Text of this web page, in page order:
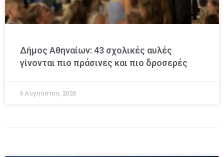
Δήμος Αθηναίων: 43 σχολικές αυλές
γίνονται πιο πράσινες και πιο δροσερές
6 Αυγούστου, 2026